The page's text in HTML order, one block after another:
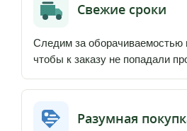
Свежие сроки
Следим за оборачиваемостью
чтобы к заказу не попадали
Разумная